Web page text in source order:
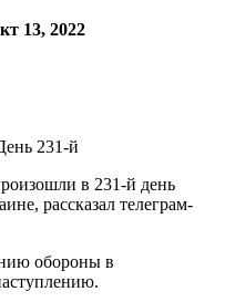
13, 2022
в 231-й день
рассказал телеграм-
обороны в